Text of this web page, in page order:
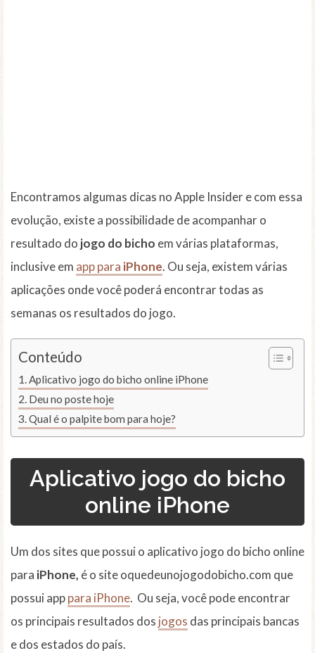
Encontramos algumas dicas no Apple Insider e com essa
evolução, existe a possibilidade de acompanhar o
resultado do jogo do bicho em várias plataformas,
inclusive em app para iPhone. Ou seja, existem várias
aplicações onde você poderá encontrar todas as
semanas os resultados do jogo.
Conteúdo
Aplicativo jogo do bicho online iPhone
Deu no poste hoje
Qual é o palpite bom para hoje?
Aplicativo jogo do bicho
online iPhone
Um dos sites que possui o aplicativo jogo do bicho online
para iPhone, é o site oquedeunojogodobicho.com que
possui apppara iPhone. Ou seja, você pode encontrar
os principais resultados dos jogos das principais bancas
e dos estados do país.